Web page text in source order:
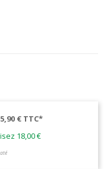
€ TTC*
18,00 €